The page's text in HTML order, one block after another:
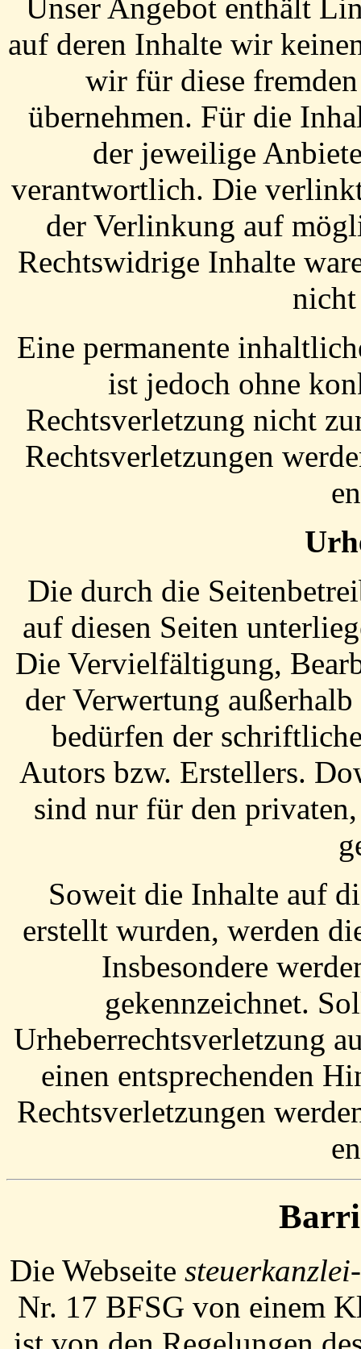
Unser Angebot enthält
auf deren Inhalte wir
wir für diese
übernehmen. Für die
der jeweilige
verantwortlich. Die
der Verlinkung auf
Rechtswidrige Inhalte
nicht
Eine permanente
ist jedoch ohne
Rechtsverletzung nicht
Rechtsverletzungen
Die durch die
auf diesen Seiten
Die Vervielfältigung,
der Verwertung
bedürfen der
Autors bzw. Erstellers.
sind nur für den
Soweit die Inhalte auf
erstellt wurden, werden
Insbesondere
gekennzeichnet.
Urheberrechtsverletzung
einen entsprechenden
Rechtsverletzungen
Die Webseite
Nr. 17 BFSG von einem